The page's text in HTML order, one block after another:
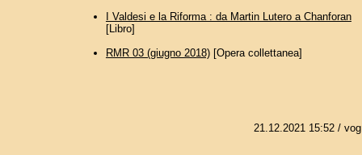
I Valdesi e la Riforma : da Martin Lutero a Chanforan
[Libro]
RMR 03 (giugno 2018)[Opera collettanea]
21.12.2021 15:52/ vog